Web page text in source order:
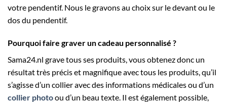
votre pendentif. Nous le gravons au choix sur le devant ou le
dos du pendentif.
Pourquoi faire graver un cadeau personnalisé ?
Sama24.nl grave tous ses produits, vous obtenez donc un
résultat très précis et magnifique avec tous les produits, qu’il
s’agisse d’un collier avec des informations médicales ou d’un
collier photoou d’un beau texte. Il est également possible,